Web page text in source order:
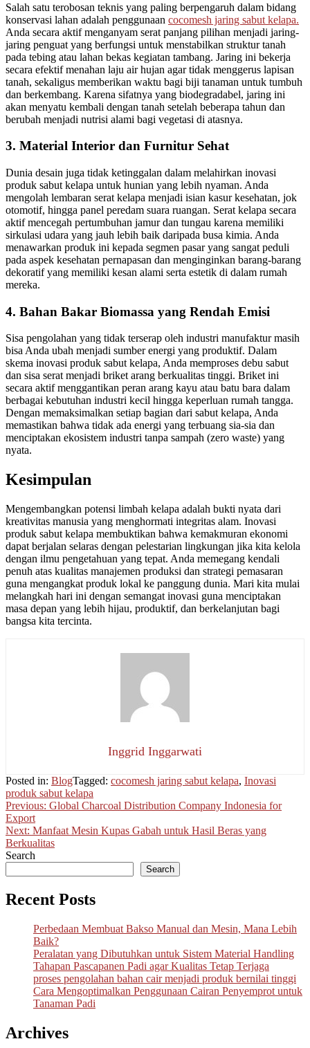
Salah satu terobosan teknis yang paling berpengaruh dalam bidang
konservasi lahan adalah penggunaan cocomesh jaring sabut kelapa.
Anda secara aktif menganyam serat panjang pilihan menjadi jaring-
jaring penguat yang berfungsi untuk menstabilkan struktur tanah
pada tebing atau lahan bekas kegiatan tambang. Jaring ini bekerja
secara efektif menahan laju air hujan agar tidak menggerus lapisan
tanah, sekaligus memberikan waktu bagi biji tanaman untuk tumbuh
dan berkembang. Karena sifatnya yang biodegradabel, jaring ini
akan menyatu kembali dengan tanah setelah beberapa tahun dan
berubah menjadi nutrisi alami bagi vegetasi di atasnya.
3. Material Interior dan Furnitur Sehat
Dunia desain juga tidak ketinggalan dalam melahirkan inovasi
produk sabut kelapa untuk hunian yang lebih nyaman. Anda
mengolah lembaran serat kelapa menjadi isian kasur kesehatan, jok
otomotif, hingga panel peredam suara ruangan. Serat kelapa secara
aktif mencegah pertumbuhan jamur dan tungau karena memiliki
sirkulasi udara yang jauh lebih baik daripada busa kimia. Anda
menawarkan produk ini kepada segmen pasar yang sangat peduli
pada aspek kesehatan pernapasan dan menginginkan barang-barang
dekoratif yang memiliki kesan alami serta estetik di dalam rumah
mereka.
4. Bahan Bakar Biomassa yang Rendah Emisi
Sisa pengolahan yang tidak terserap oleh industri manufaktur masih
bisa Anda ubah menjadi sumber energi yang produktif. Dalam
skema inovasi produk sabut kelapa, Anda memproses debu sabut
dan sisa serat menjadi briket arang berkualitas tinggi. Briket ini
secara aktif menggantikan peran arang kayu atau batu bara dalam
berbagai kebutuhan industri kecil hingga keperluan rumah tangga.
Dengan memaksimalkan setiap bagian dari sabut kelapa, Anda
memastikan bahwa tidak ada energi yang terbuang sia-sia dan
menciptakan ekosistem industri tanpa sampah (zero waste) yang
nyata.
Kesimpulan
Mengembangkan potensi limbah kelapa adalah bukti nyata dari
kreativitas manusia yang menghormati integritas alam. Inovasi
produk sabut kelapa membuktikan bahwa kemakmuran ekonomi
dapat berjalan selaras dengan pelestarian lingkungan jika kita kelola
dengan ilmu pengetahuan yang tepat. Anda memegang kendali
penuh atas kualitas manajemen produksi dan strategi pemasaran
guna mengangkat produk lokal ke panggung dunia. Mari kita mulai
melangkah hari ini dengan semangat inovasi guna menciptakan
masa depan yang lebih hijau, produktif, dan berkelanjutan bagi
bangsa kita tercinta.
Inggrid Inggarwati
Posted in: BlogTagged: cocomesh jaring sabut kelapa, Inovasi
produk sabut kelapa
Post
navigation
Previous: Global Charcoal Distribution Company Indonesia for
Export
Next: Manfaat Mesin Kupas Gabah untuk Hasil Beras yang
Berkualitas
Search
Search
Recent Posts
Perbedaan Membuat Bakso Manual dan Mesin, Mana Lebih
Baik?
Peralatan yang Dibutuhkan untuk Sistem Material Handling
Tahapan Pascapanen Padi agar Kualitas Tetap Terjaga
proses pengolahan bahan cair menjadi produk bernilai tinggi
Cara Mengoptimalkan Penggunaan Cairan Penyemprot untuk
Tanaman Padi
Archives